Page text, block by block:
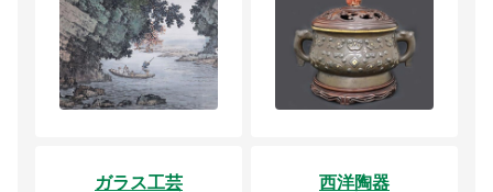
ガラス工芸 西洋陶器